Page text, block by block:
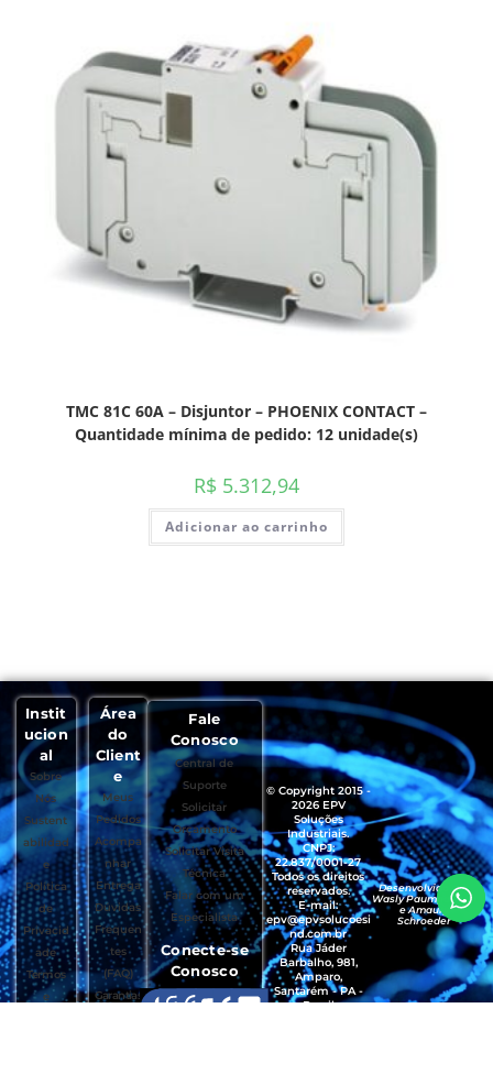
TMC 81C 60A – Disjuntor – PHOENIX CONTACT –
Quantidade mínima de pedido: 12 unidade(s)
R$ 5.312,94
Adicionar ao carrinho
Instit
ucion
al
Sobre
Nós
Sustent
abilidad
e
Política
de
Privacid
ade
Termos
e
Área
do
Client
e
Meus
Pedidos
Acompa
nhar
Entrega
Dúvidas
Frequen
tes
(FAQ)
Garantias
Fale
Conosco
Central de
Suporte
Solicitar
Orçamento
Solicitar Visita
Técnica
Falar com um
Especialista
Conecte-se
Conosco
© Copyright 2015 -
2026 EPV
Soluções
Industriais.
CNPJ:
22.837/0001-27
Todos os direitos
reservados.
E-mail:
epv@epvsolucoesi
nd.com.br
Rua Jáder
Barbalho, 981,
Amparo,
Santarém - PA -
Brasil
Desenvolvido por
Wasly Paumgartten
e Amaury
Schroeder